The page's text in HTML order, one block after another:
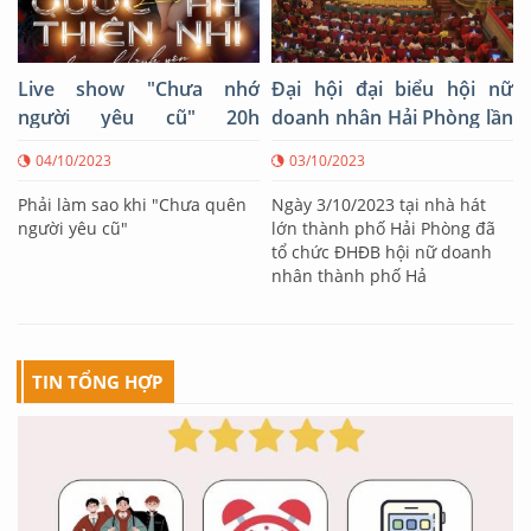
Live show "Chưa nhớ
người yêu cũ" 20h
04/10/2023
Phải làm sao khi "Chưa quên
người yêu cũ"
Đại hội đại biểu hội nữ
doanh nhân Hải Phòng lần
03/10/2023
Ngày 3/10/2023 tại nhà hát
lớn thành phố Hải Phòng đã
tổ chức ĐHĐB hội nữ doanh
nhân thành phố Hả
TIN TỔNG HỢP